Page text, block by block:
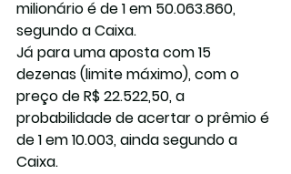
milionário é de 1 em 50.063.860,
segundo a Caixa.
Já para uma aposta com 15
dezenas (limite máximo), com o
preço de R$ 22.522,50, a
probabilidade de acertar o prêmio é
de 1 em 10.003, ainda segundo a
Caixa.